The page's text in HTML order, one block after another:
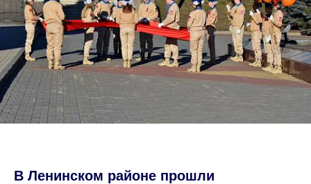
В Ленинском районе прошли